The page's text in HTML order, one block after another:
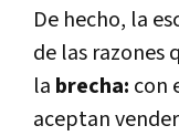
De hecho, la
de las razones
la brecha: con
aceptan